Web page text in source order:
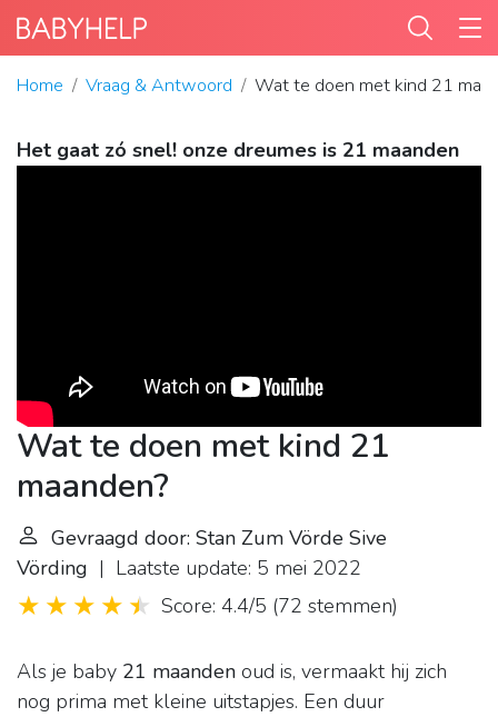
Home Vraag & Antwoord Wat te doen met kind 21
Het gaat zó snel! onze dreumes is 21 maanden
Wat te doen met kind 21
maanden?
Gevraagd door: Stan Zum Vörde Sive
Vörding | Laatste update: 5 mei 2022
Score: 4.4/5 (72 stemmen)
Als je baby 21 maanden oud is, vermaakt hij zich
nog prima met kleine uitstapjes. Een duur